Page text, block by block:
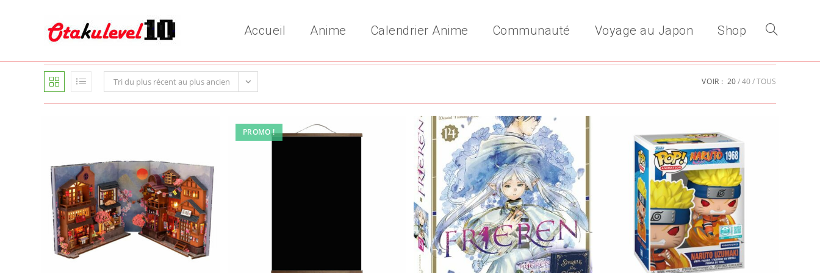
Accueil Anime Calendrier Anime Communauté Voyage au Japon Shop Toggle
Tri du plus récent au plus ancien VOIR : 20 40 TOUS
PROMO !